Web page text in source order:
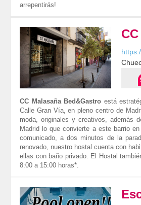
arrepentirás!
CC Malasaña Bed&Gastro está
Calle Gran Vía, en pleno centro de
moda, originales y creativos, además
Madrid lo que convierte a este barrio
comunicado, a dos minutos de la
renovado, nuestro hostal cuenta con
ellas con baño privado. El Hostal
8:00 a 15:00 horas*.